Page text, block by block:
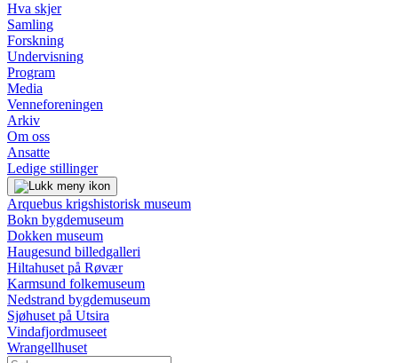
Hva skjer
Samling
Forskning
Undervisning
Program
Media
Venneforeningen
Arkiv
Om oss
Ansatte
Ledige stillinger
Arquebus krigshistorisk museum
Bokn bygdemuseum
Dokken museum
Haugesund billedgalleri
Hiltahuset på Røvær
Karmsund folkemuseum
Nedstrand bygdemuseum
Sjøhuset på Utsira
Vindafjordmuseet
Wrangellhuset